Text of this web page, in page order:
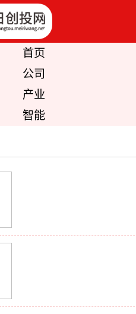
首页
公司
产业
智能